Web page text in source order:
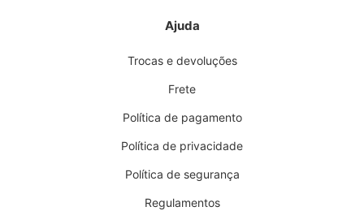
Ajuda
Trocas e devoluções
Frete
Política de pagamento
Política de privacidade
Política de segurança
Regulamentos